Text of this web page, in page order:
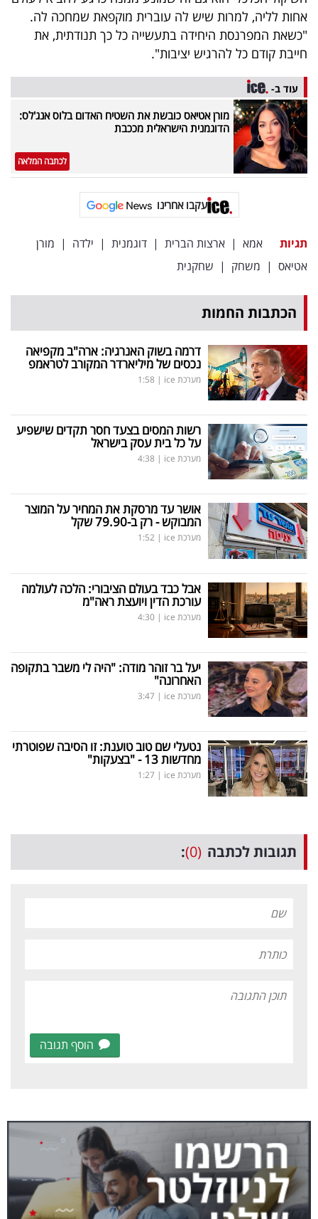
אחות לליה, למרות שיש לה עוברית מוקפאת שמחכה לה.
"כשאת המפרנסת היחידה בתעשייה כל כך תנודתית, את
חייבת קודם כל להרגיש יציבות".
עוד ב-
מורן אטיאס כובשת את השטיח האדום בלוס אנג'לס:
הדוגמנית הישראלית מככבת
לכתבה המלאה
עקבו אחרינו
תגיות אמא | ארצות הברית | דוגמנית | ילדה | מורן
אטיאס | משחק | שחקנית
הכתבות החמות
דרמה בשוק האנרגיה: ארה"ב מקפיאה
נכסים של מיליארדר המקורב לטראמפ
מערכת ice |
1:58
רשות המסים בצעד חסר תקדים שישפיע
על כל בית עסק בישראל
מערכת ice |
4:38
אושר עד מרסקת את המחיר על המוצר
המבוקש - רק ב-79.90 שקל
מערכת ice |
1:52
אבל כבד בעולם הציבורי: הלכה לעולמה
עורכת הדין ויועצת ראה"מ
מערכת ice |
4:30
יעל בר זוהר מודה: "היה לי משבר בתקופה
האחרונה"
מערכת ice |
3:47
נטעלי שם טוב טוענת: זו הסיבה שפוטרתי
מחדשות 13 - "בצעקות"
מערכת ice |
1:27
תגובות לכתבה (0)
:
הוסף תגובה